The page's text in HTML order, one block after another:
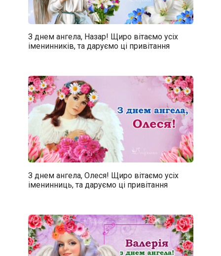
З днем ангела, Назар! Щиро вітаємо усіх
іменинників, та даруємо ці привітання
З днем ангела, Олеся! Щиро вітаємо усіх
іменинниць, та даруємо ці привітання